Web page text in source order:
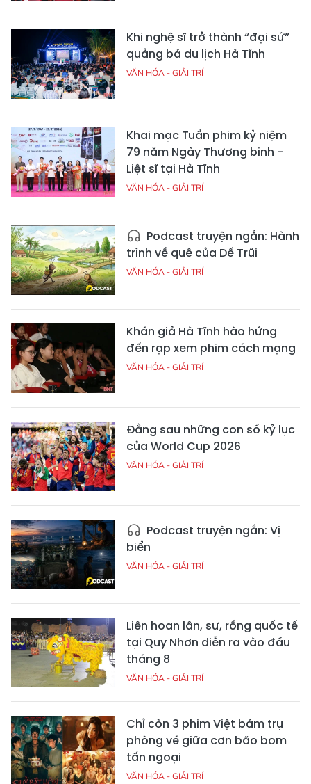
Khi nghệ sĩ trở thành “đại sứ”
quảng bá du lịch Hà Tĩnh
VĂN HÓA - GIẢI TRÍ
Khai mạc Tuần phim kỷ niệm
79 năm Ngày Thương binh -
Liệt sĩ tại Hà Tĩnh
VĂN HÓA - GIẢI TRÍ
Podcast truyện ngắn: Hành
trình về quê của Dế Trũi
VĂN HÓA - GIẢI TRÍ
Khán giả Hà Tĩnh hào hứng
đến rạp xem phim cách mạng
VĂN HÓA - GIẢI TRÍ
Đằng sau những con số kỷ lục
của World Cup 2026
VĂN HÓA - GIẢI TRÍ
Podcast truyện ngắn: Vị
biển
VĂN HÓA - GIẢI TRÍ
Liên hoan lân, sư, rồng quốc tế
tại Quy Nhơn diễn ra vào đầu
tháng 8
VĂN HÓA - GIẢI TRÍ
Chỉ còn 3 phim Việt bám trụ
phòng vé giữa cơn bão bom
tấn ngoại
VĂN HÓA - GIẢI TRÍ